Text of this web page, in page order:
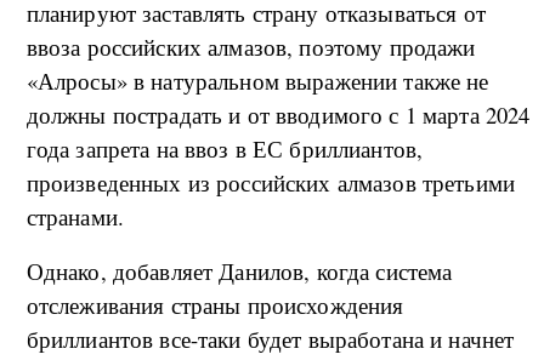
планируют заставлять страну отказываться от
ввоза российских алмазов, поэтому продажи
«Алросы» в натуральном выражении также не
должны пострадать и от вводимого с 1 марта 2024
года запрета на ввоз в ЕС бриллиантов,
произведенных из российских алмазов третьими
странами.
Однако, добавляет Данилов, когда система
отслеживания страны происхождения
бриллиантов все-таки будет выработана и начнет